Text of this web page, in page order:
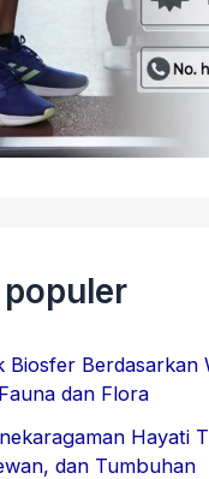
Biosfer Berdasarkan
dan Flora
Hayati
dan Tumbuhan